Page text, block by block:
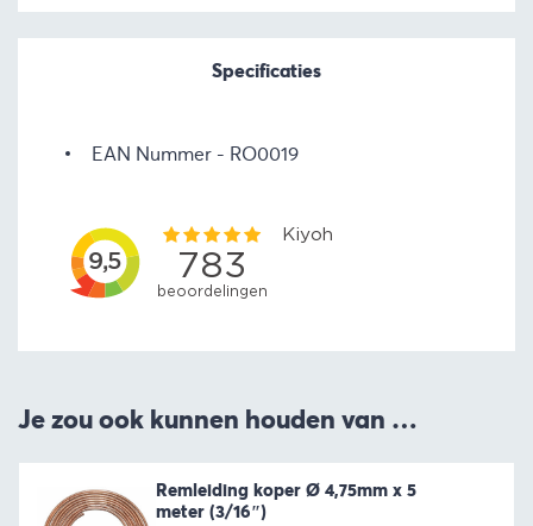
Specificaties
EAN Nummer RO0019
Je zou ook kunnen houden van …
Remleiding koper Ø 4,75mm x 5
meter (3/16″)